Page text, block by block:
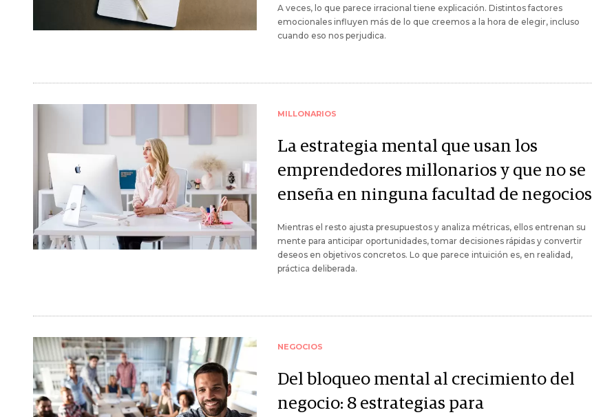
A veces, lo que parece irracional tiene explicación. Distintos factores
emocionales influyen más de lo que creemos a la hora de elegir, incluso
cuando eso nos perjudica.
MILLONARIOS
La estrategia mental que usan los
emprendedores millonarios y que no se
enseña en ninguna facultad de negocios
Mientras el resto ajusta presupuestos y analiza métricas, ellos entrenan su
mente para anticipar oportunidades, tomar decisiones rápidas y convertir
deseos en objetivos concretos. Lo que parece intuición es, en realidad,
práctica deliberada.
NEGOCIOS
Del bloqueo mental al crecimiento del
negocio: 8 estrategias para